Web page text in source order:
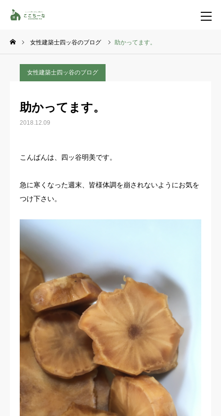
女性建築士四ッ谷のブログ 助かってます。
女性建築士四ッ谷のブログ
助かってます。
2018.12.09
こんばんは、四ッ谷明美です。
急に寒くなった週末、皆様体調を崩されないようにお気を
つけ下さい。
お問い合わせ
LINE登録
特集コンテンツ
お客様の声
よくある質問
イベント情報
会社概要